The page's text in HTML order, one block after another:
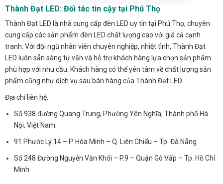
Thành Đạt LED: Đối tác tin cậy tại Phú Thọ
Thành Đạt LED là nhà cung cấp đèn LED uy tín tại Phú Thọ, chuyên
cung cấp các sản phẩm đèn LED chất lượng cao với giá cả cạnh
tranh. Với đội ngũ nhân viên chuyên nghiệp, nhiệt tình, Thành Đạt
LED luôn sẵn sàng tư vấn và hỗ trợ khách hàng lựa chọn sản phẩm
phù hợp với nhu cầu. Khách hàng có thể yên tâm về chất lượng sản
phẩm cũng như dịch vụ sau bán hàng của Thành Đạt LED.
Địa chỉ liên hệ:
Số 938 đường Quang Trung, Phường Yên Nghĩa, Thành phố Hà
Nội, Việt Nam.
91 Phước Lý 14 – P. Hòa Minh – Q. Liên Chiểu – Tp. Đà Nẵng
Số 248 Đường Nguyễn Văn Khối – P.9 – Quận Gò Vấp – Tp. Hồ Chí
Minh